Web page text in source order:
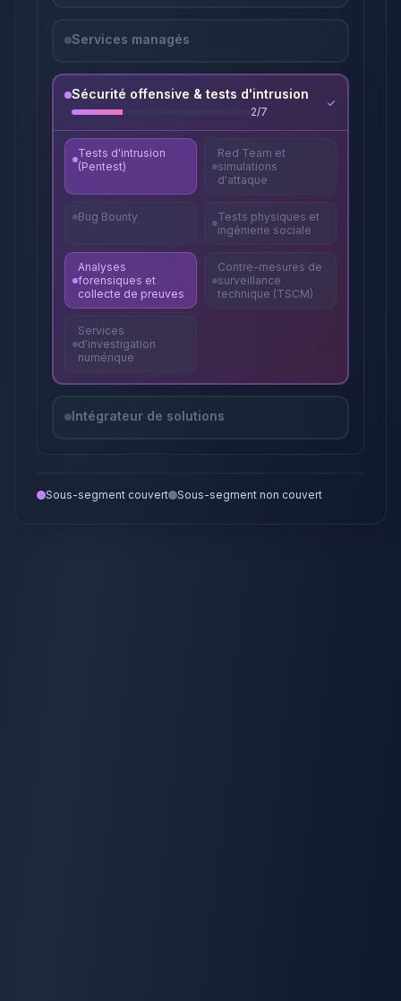
Services managés
Sécurité offensive & tests d'intrusion
2/7
Tests d'intrusion
(Pentest)
Red Team et
simulations
d'attaque
Bug Bounty
Tests physiques et
ingénierie sociale
Analyses
forensiques et
collecte de preuves
Contre-mesures de
surveillance
technique (TSCM)
Services
d'investigation
numérique
Intégrateur de solutions
Sous-segment couvert Sous-segment non couvert